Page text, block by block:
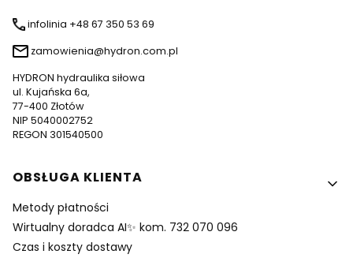
infolinia +48 67 350 53 69
zamowienia@hydron.com.pl
HYDRON hydraulika siłowa
ul. Kujańska 6a,
77-400 Złotów
NIP 5040002752
REGON 301540500
Linki w stopce
OBSŁUGA KLIENTA
Metody płatności
Wirtualny doradca AI✨ kom. 732 070 096
Czas i koszty dostawy